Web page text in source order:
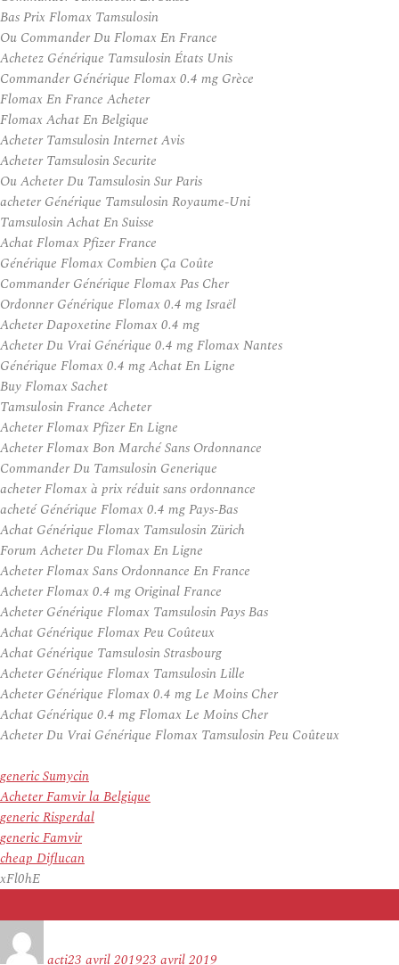
Bas Prix Flomax Tamsulosin
Ou Commander Du Flomax En France
Achetez Générique Tamsulosin États Unis
Commander Générique Flomax 0.4 mg Grèce
Flomax En France Acheter
Flomax Achat En Belgique
Acheter Tamsulosin Internet Avis
Acheter Tamsulosin Securite
Ou Acheter Du Tamsulosin Sur Paris
acheter Générique Tamsulosin Royaume-Uni
Tamsulosin Achat En Suisse
Achat Flomax Pfizer France
Générique Flomax Combien Ça Coûte
Commander Générique Flomax Pas Cher
Ordonner Générique Flomax 0.4 mg Israël
Acheter Dapoxetine Flomax 0.4 mg
Acheter Du Vrai Générique 0.4 mg Flomax Nantes
Générique Flomax 0.4 mg Achat En Ligne
Buy Flomax Sachet
Tamsulosin France Acheter
Acheter Flomax Pfizer En Ligne
Acheter Flomax Bon Marché Sans Ordonnance
Commander Du Tamsulosin Generique
acheter Flomax à prix réduit sans ordonnance
acheté Générique Flomax 0.4 mg Pays-Bas
Achat Générique Flomax Tamsulosin Zürich
Forum Acheter Du Flomax En Ligne
Acheter Flomax Sans Ordonnance En France
Acheter Flomax 0.4 mg Original France
Acheter Générique Flomax Tamsulosin Pays Bas
Achat Générique Flomax Peu Coûteux
Achat Générique Tamsulosin Strasbourg
Acheter Générique Flomax Tamsulosin Lille
Acheter Générique Flomax 0.4 mg Le Moins Cher
Achat Générique 0.4 mg Flomax Le Moins Cher
Acheter Du Vrai Générique Flomax Tamsulosin Peu Coûteux
generic Sumycin
Acheter Famvir la Belgique
generic Risperdal
generic Famvir
cheap Diflucan
xFl0hE
actile
23 avril 201923 avril 2019